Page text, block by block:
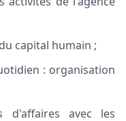
capital humain ;
: organisation
d'affaires avec les